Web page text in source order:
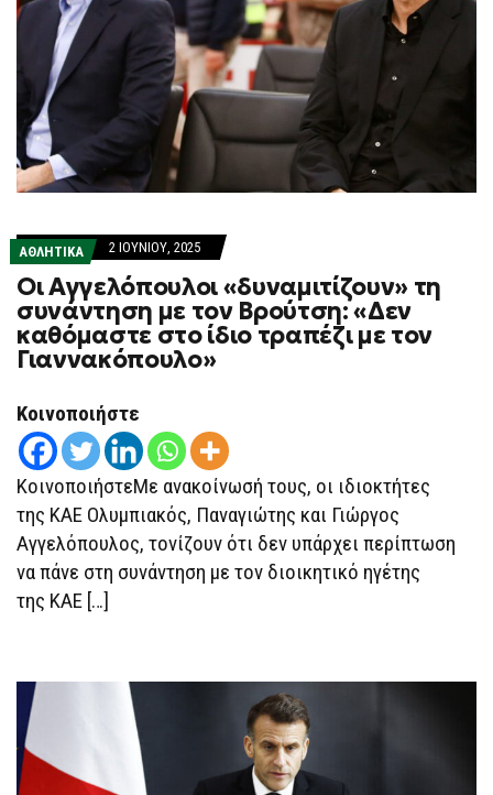
ΑΘΛΗΤΙΚΑ 2 ΙΟΥΝΊΟΥ, 2025
Οι Αγγελόπουλοι «δυναμιτίζουν» τη
συνάντηση με τον Βρούτση: «Δεν
καθόμαστε στο ίδιο τραπέζι με τον
Γιαννακόπουλο»
Κοινοποιήστε
ΚοινοποιήστεΜε ανακοίνωσή τους, οι ιδιοκτήτες
της ΚΑΕ Ολυμπιακός, Παναγιώτης και Γιώργος
Αγγελόπουλος, τονίζουν ότι δεν υπάρχει περίπτωση
να πάνε στη συνάντηση με τον διοικητικό ηγέτης
της ΚΑΕ […]